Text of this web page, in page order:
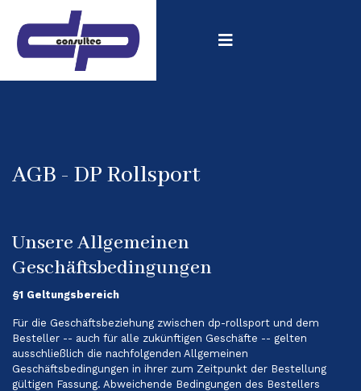
AGB - DP Rollsport
Unsere Allgemeinen
Geschäftsbedingungen
§1 Geltungsbereich
Für die Geschäftsbeziehung zwischen dp-rollsport und dem
Besteller -- auch für alle zukünftigen Geschäfte -- gelten
ausschließlich die nachfolgenden Allgemeinen
Geschäftsbedingungen in ihrer zum Zeitpunkt der Bestellung
gültigen Fassung. Abweichende Bedingungen des Bestellers